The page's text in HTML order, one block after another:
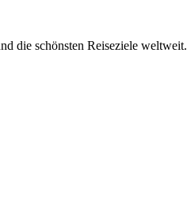
die schönsten Reiseziele weltweit.